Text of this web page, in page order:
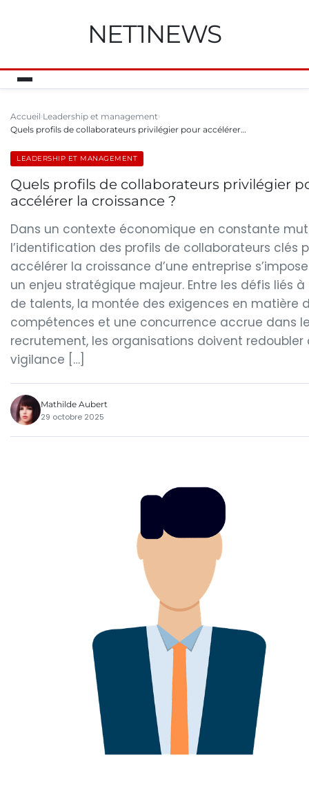
NET1NEWS
Accueil Leadership et management
Quels profils de collaborateurs privilégier pour accélérer…
LEADERSHIP ET MANAGEMENT
Quels profils de collaborateurs privilégier
accélérer la croissance ?
Dans un contexte économique en constante
l’identification des profils de collaborateurs clés
accélérer la croissance d’une entreprise
un enjeu stratégique majeur. Entre les défis liés
de talents, la montée des exigences en matière
compétences et une concurrence accrue dans
recrutement, les organisations doivent redoubler
vigilance […]
Mathilde Aubert
29 octobre 2025